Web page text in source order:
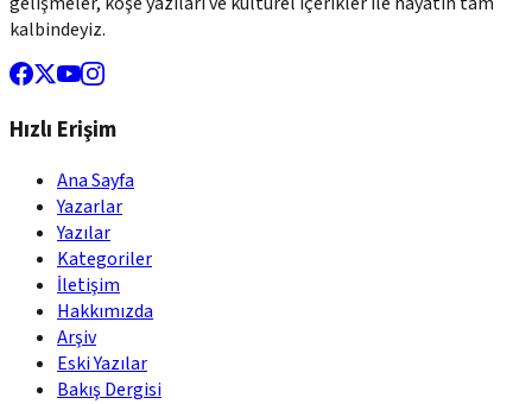
kalbindeyiz.
Hızlı Erişim
Ana Sayfa
Yazarlar
Yazılar
Kategoriler
İletişim
Hakkımızda
Arşiv
Eski Yazılar
Bakış Dergisi